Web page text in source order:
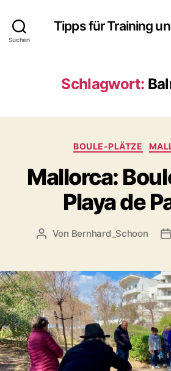
Suchen
Tipps für Training
Schlagwort:
BOULE-PLÄTZE
Mallorca:
Playa de
Beitragsautor
Von Bernhard_Schoon